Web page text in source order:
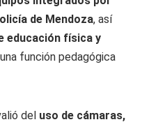
de Mendoza, así
educación física y
función pedagógica
del uso de cámaras,